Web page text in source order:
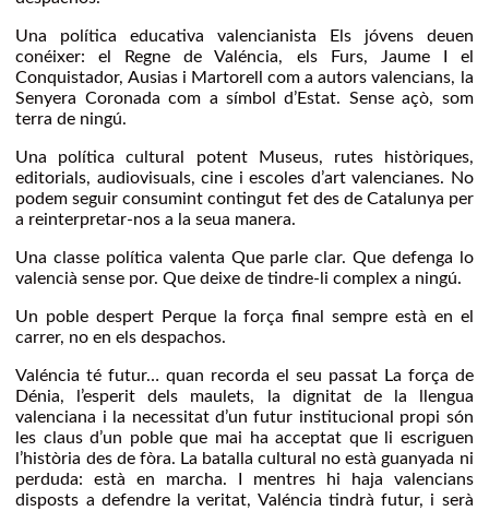
Una política educativa valencianista Els jóvens deuen
conéixer: el Regne de Valéncia, els Furs, Jaume I el
Conquistador, Ausias i Martorell com a autors valencians, la
Senyera Coronada com a símbol d’Estat. Sense açò, som
terra de ningú.
Una política cultural potent Museus, rutes històriques,
editorials, audiovisuals, cine i escoles d’art valencianes. No
podem seguir consumint contingut fet des de Catalunya per
a reinterpretar-nos a la seua manera.
Una classe política valenta Que parle clar. Que defenga lo
valencià sense por. Que deixe de tindre-li complex a ningú.
Un poble despert Perque la força final sempre està en el
carrer, no en els despachos.
Valéncia té futur… quan recorda el seu passat La força de
Dénia, l’esperit dels maulets, la dignitat de la llengua
valenciana i la necessitat d’un futur institucional propi són
les claus d’un poble que mai ha acceptat que li escriguen
l’història des de fòra. La batalla cultural no està guanyada ni
perduda: està en marcha. I mentres hi haja valencians
disposts a defendre la veritat, Valéncia tindrà futur, i serà